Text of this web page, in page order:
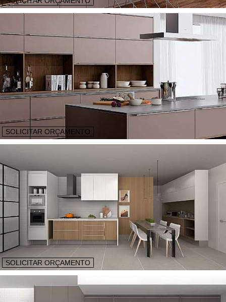
SOLICITAR ORÇAMENTO
SOLICITAR ORÇAMENTO